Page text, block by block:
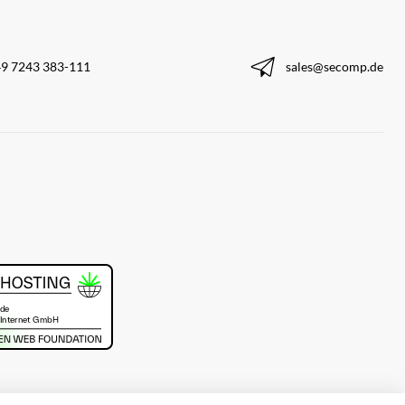
7243 383-111 sales@secomp.de